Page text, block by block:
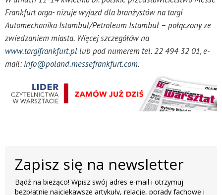
Frankfurt orga- nizuje wyjazd dla branżystów na targi
Automechanika Istambuł/Petroleum Istambuł – połączony ze
zwiedzaniem miasta. Więcej szczegółów na
www.targifrankfurt.pllub pod numerem tel. 22 494 32 01, e-
mail:info@poland.messefrankfurt.com.
Zapisz się na newsletter
Bądź na bieżąco! Wpisz swój adres e-mail i otrzymuj
bezpłatnie najciekawsze artykuły, relacje, porady fachowe i